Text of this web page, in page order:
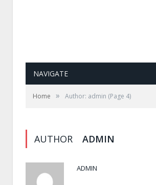
NAVIGATE
Home » Author: admin (Page 4)
AUTHOR ADMIN
ADMIN